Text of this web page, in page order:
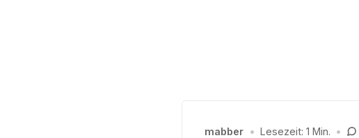
mabber • Lesezeit: 1 Min. •